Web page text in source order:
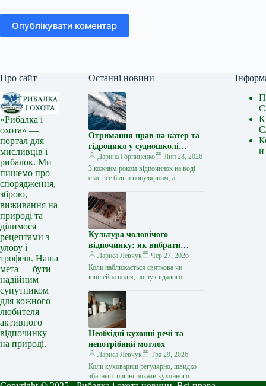
Опублікувати коментар
Про сайт
«Рибалка і
охота» —
портал для
мисливців і
рибалок. Ми
пишемо про
спорядження,
зброю,
виживання на
природі та
ділимося
рецептами з
улову і
трофеїв. Наша
мета — бути
надійним
супутником
для кожного
любителя
активного
відпочинку
на природі.
Останні новини
Отримання прав на катер та
гідроцикл у судношколі
«Либідь-А»: від теорії до
іспиту
Дарина Горпиненко
Лип 28, 2026
З кожним роком відпочинок на воді
стає все більш популярним, а
чи гідроциклом відкриває нові
горизонти…
Культура чоловічого
відпочинку: як вибрати
стильний та корисний
подарунок
Лариса Левчук
Чер 27, 2026
Коли наближається святкова чи
ювілейна подія, пошук вдалого
близької людини нерідко
перетворюється на складне завдання.
…
Необхідні кухонні речі та
непотрібний мотлох
Лариса Левчук
Тра 29, 2026
Коли куховариш регулярно, швидко
збагнеш: пишні покази кухонного
и